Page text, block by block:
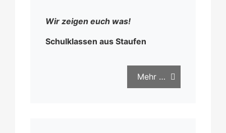
Wir zeigen euch was!
Schulklassen aus Staufen
Mehr …